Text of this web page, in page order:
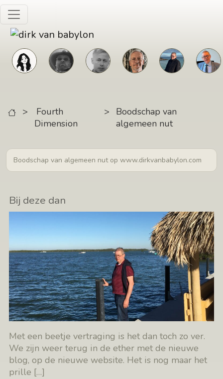
Skip to main content
>
Fourth
Dimension
>
Boodschap van
algemeen nut
Boodschap van algemeen nut op www.dirkvanbabylon.com
Bij deze dan
Met een beetje vertraging is het dan toch zo ver.
We zijn weer terug in de ether met de nieuwe
blog, op de nieuwe website. Het is nog maar het
prille […]